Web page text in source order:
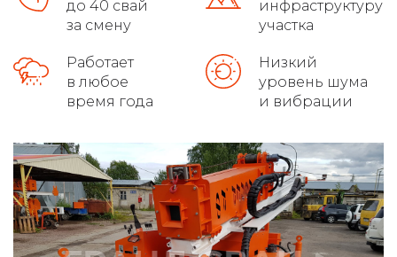
соблюдение требований гост
осуществляет доставку
определяем уровень грунтовых вод
монтаж свайно-винтового фундамента
демонтаж свайных фундаментов
установка винтовых свайных опор
до 40 свай
за смену
инфраструктуру
участка
Работает
в любое
время года
Низкий
уровень шума
и вибрации